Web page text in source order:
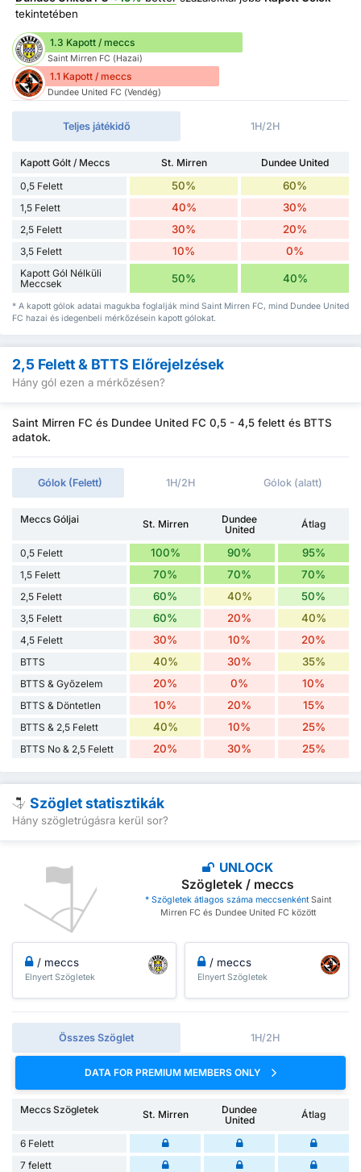
tekintetében
1.3 Kapott / meccs
Saint Mirren FC (Hazai)
1.1 Kapott / meccs
Dundee United FC (Vendég)
Teljes játékidő 1H/2H
Kapott Gólt / Meccs St. Mirren
Dundee United
0,5 Felett
50% 60%
1,5 Felett 40% 30%
2,5 Felett 30% 20%
3,5 Felett 10% 0%
Kapott Gól Nélküli
Meccsek
50% 40%
* A kapott gólok adatai magukba foglalják mind Saint Mirren FC, mind Dundee United
FC hazai és idegenbeli mérkőzésein kapott gólokat.
2,5 Felett & BTTS Előrejelzések
Hány gól ezen a mérkőzésen?
Saint Mirren FC és Dundee United FC 0,5 - 4,5 felett és BTTS
adatok.
Gólok (Felett) 1H/2H Gólok (alatt)
Meccs Góljai St. Mirren
Dundee
United
Átlag
0,5 Felett 100% 90% 95%
1,5 Felett 70% 70% 70%
2,5 Felett 60% 40% 50%
3,5 Felett 60% 20% 40%
4,5 Felett 30% 10% 20%
BTTS 40% 30% 35%
BTTS & Győzelem 20% 0% 10%
BTTS & Döntetlen 10% 20% 15%
BTTS & 2,5 Felett 40% 10% 25%
BTTS No & 2,5 Felett 20% 30% 25%
Szöglet statisztikák
Hány szögletrúgásra kerül sor?
UNLOCK
Szögletek / meccs
* Szögletek átlagos száma meccsenkéntSaint
Mirren FC és Dundee United FC között
/ meccs
Elnyert Szögletek
/ meccs
Elnyert Szögletek
Összes Szöglet 1H/2H
DATA FOR PREMIUM MEMBERS ONLY
Meccs Szögletek St. Mirren
Dundee
United
Átlag
6 Felett
7 felett